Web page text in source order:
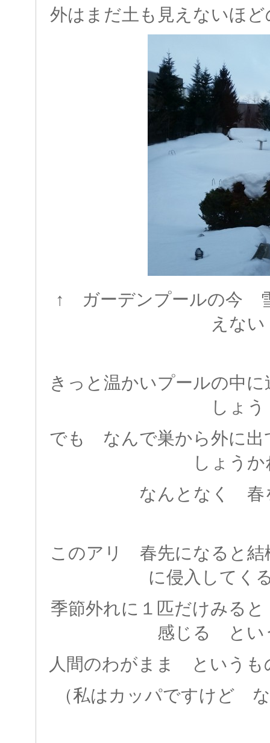
外はまだ土も見えないほ
↑ ガーデンプールの今
えない
きっと温かいプールの中
しょう
でも なんで巣から外に出
しょうか
なんとなく 春
このアリ 春先になると結
に侵入してく
季節外れに１匹だけみる
感じる とい
人間のわがまま というも
（私はカッパですけど